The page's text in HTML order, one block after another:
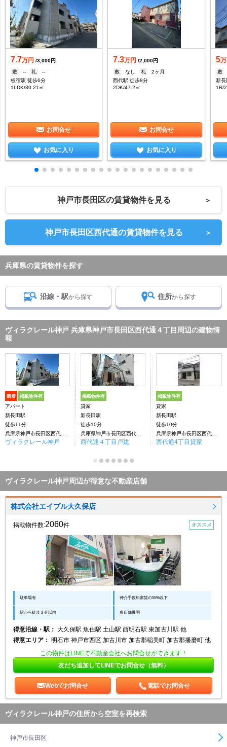
7.7万円 /3,000円
敷
-- 礼
--
板宿駅 徒歩6分
1LDK/30.21㎡
お問合せ
お気に入り
7.3万円 /2,000円
敷
なし 礼
2ヶ月
西代駅 徒歩8分
2DK/47.2㎡
お問合せ
お気に入り
5
敷
新長
1R/
神戸市長田区の賃貸物件を見る ＞
神戸市長田区西代通の賃貸物件を見る ＞
兵庫県の賃貸物件を探す
沿線・駅から探す 住所から探す
ヴィラクレール神戸 兵庫県神戸市長田区西代通４丁目周辺の建物情
報
新着 掲載物件有
アパート
新長田駅
徒歩11分
ヴィラクレール神戸
掲載物件有
貸家
新長田駅
徒歩10分
西代通４丁目戸建
掲載物件有
貸家
新長田駅
徒歩10分
西代通4丁目貸家
ヴィラクレール神戸周辺が得意な不動産店舗
株式会社エイブル大久保店
掲載物件数:2060件 オススメ
駐車場有 仲介手数料家賃の55%以下
駅から徒歩３分以内 多店舗展開
得意沿線・駅： 大久保駅 魚住駅 土山駅 西明石駅 東加古川駅 他
得意エリア： 明石市 神戸市西区 加古川市 加古郡稲美町 加古郡播磨町 他
この物件はLINEで不動産会社へお問合せができます！
友だち追加してLINEでお問合せ（無料）
Webでお問合せ 電話でお問合せ
ヴィラクレール神戸の住所から空室を再検索
神戸市長田区